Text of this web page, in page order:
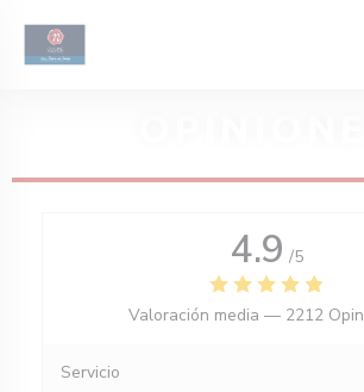
4.9 /5
Valoración media — 2212
Servicio